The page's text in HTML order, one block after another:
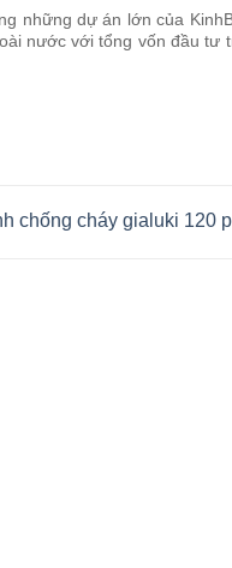
những dự án lớn của
nước với tổng vốn đầu tư
chống cháy gialuki 120